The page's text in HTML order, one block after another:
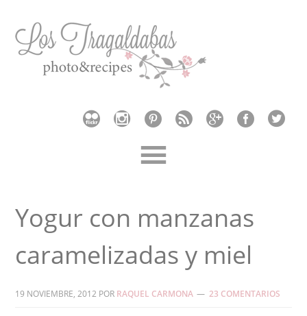
Yogur con manzanas
caramelizadas y miel
19 NOVIEMBRE, 2012 POR RAQUEL CARMONA 23 COMENTARIOS